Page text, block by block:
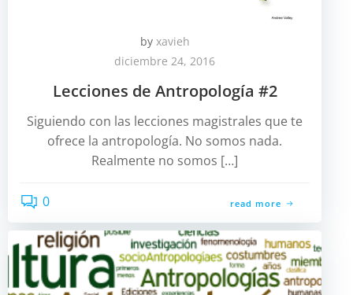
by xavieh
diciembre 24, 2016
Lecciones de Antropología #2
Siguiendo con las lecciones magistrales que te
ofrece la antropología. No somos nada.
Realmente no somos […]
0 read more